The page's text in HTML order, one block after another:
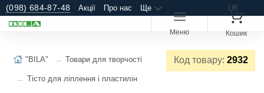
(098) 684-87-48 Акції Про нас Ще UK
Меню Кошик
Код товару: 2932
"BILA" Товари для творчості
Тісто для ліплення і пластилін